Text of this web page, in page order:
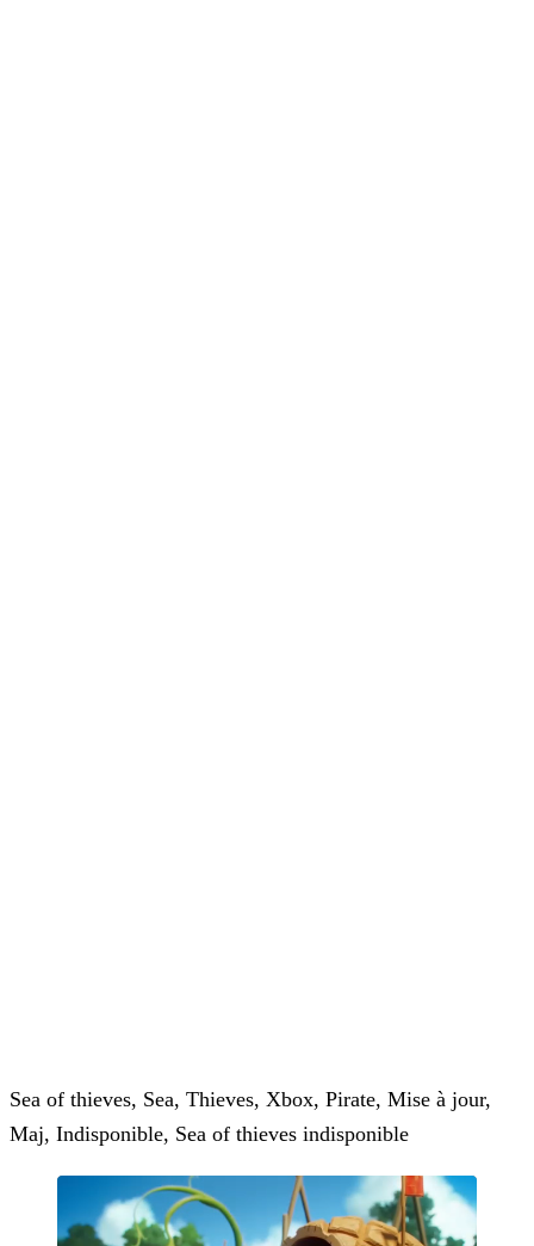
Sea of thieves, Sea, Thieves, Xbox, Pirate, Mise à jour,
Maj, Indisponible, Sea of thieves indisponible